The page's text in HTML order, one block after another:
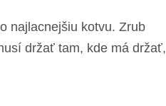
najlacnejšiu kotvu. Zrub
držať tam, kde má držať,